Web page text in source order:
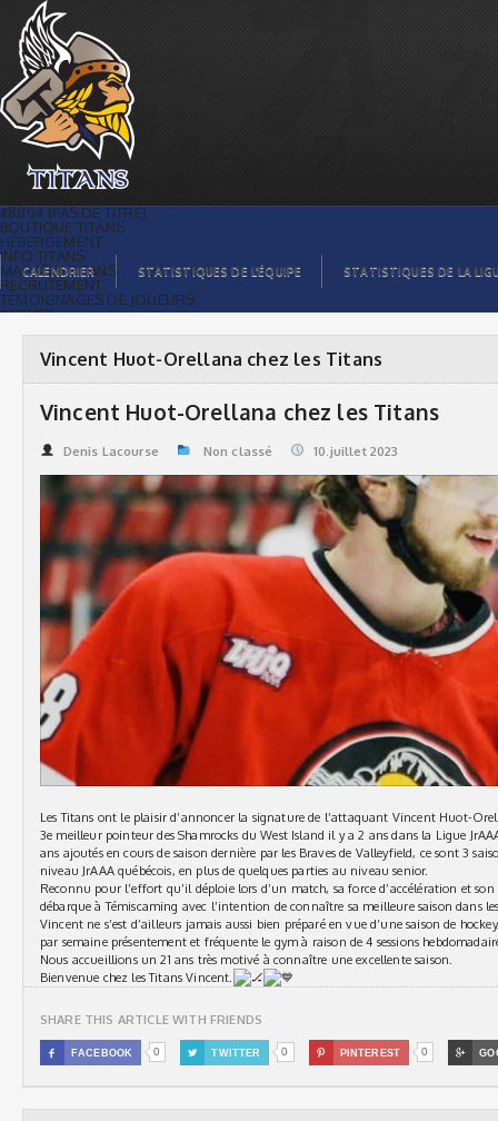
Vincent Huot-Orellana chez les Titans |
Titans de témiscaming
#8804 (PAS DE TITRE)
BOUTIQUE TITANS
HÉBERGEMENT
INFO TITANS
MAGASIN TITANS
RECRUTEMENT
TÉMOIGNAGES DE JOUEURS
ACCUEIL
GALERIE PHOTOS
STATISTIQUES
ORGANISATION
CALENDRIER
COMMANDITAIRES
STATISTIQUES DE LA LIGUE
CALENDRIER STATISTIQUES DE L’ÉQUIPE STATISTIQUES DE LA
Vincent Huot-Orellana chez les Titans
Vincent Huot-Orellana chez les Titans
Denis Lacourse Non classé 10.juillet 2023
Les Titans ont le plaisir d’annoncer la signature de l’attaquant Vincent Huot-
3e meilleur pointeur des Shamrocks du West Island il y a 2 ans dans la Ligue
ans ajoutés en cours de saison dernière par les Braves de Valleyfield, ce sont 3
niveau JrAAA québécois, en plus de quelques parties au niveau senior.
Reconnu pour l’effort qu’il déploie lors d’un match, sa force d’accélération et
débarque à Témiscaming avec l’intention de connaître sa meilleure saison dans
Vincent ne s’est d’ailleurs jamais aussi bien préparé en vue d’une saison de
par semaine présentement et fréquente le gym à raison de 4 sessions
Nous accueillions un 21 ans très motivé à connaître une excellente saison.
Bienvenue chez les Titans Vincent.
SHARE THIS ARTICLE WITH FRIENDS
 FACEBOOK 0  TWITTER 0  PINTEREST 0 